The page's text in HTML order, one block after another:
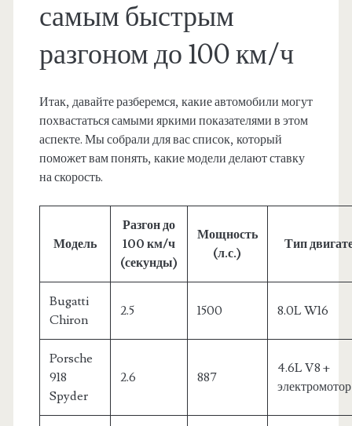
самым быстрым
разгоном до 100 км/ч
Итак, давайте разберемся, какие автомобили могут
похвастаться самыми яркими показателями в этом
аспекте. Мы собрали для вас список, который
поможет вам понять, какие модели делают ставку
на скорость.
Модель
Разгон до
100 км/ч
(секунды)
Мощность
(л.с.)
Тип
Bugatti
Chiron
2.5 1500 8.0L W16
Porsche
918
Spyder
2.6 887
4.6L V8 +
электромотор